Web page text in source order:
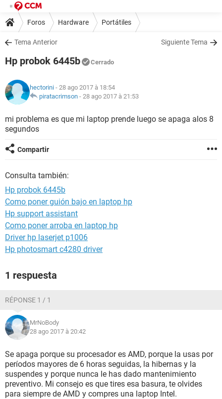
Foros Hardware Portátiles
Tema Anterior Siguiente Tema
Hp probok 6445b Cerrado
hectorini - 28 ago 2017 à 18:54
piratacrimson - 28 ago 2017 à 21:53
mi problema es que mi laptop prende luego se apaga alos 8
segundos
Compartir
Consulta también:
Hp probok 6445b
Como poner guión bajo en laptop hp
Hp support assistant
Como poner arroba en laptop hp
Driver hp laserjet p1006
Hp photosmart c4280 driver
1 respuesta
RÉPONSE 1 / 1
MrNoBody
28 ago 2017 à 20:42
Se apaga porque su procesador es AMD, porque la usas por
períodos mayores de 6 horas seguidas, la hibernas y la
suspendes y porque nunca le has dado mantenimiento
preventivo. Mi consejo es que tires esa basura, te olvides
para siempre de AMD y compres una laptop Intel.